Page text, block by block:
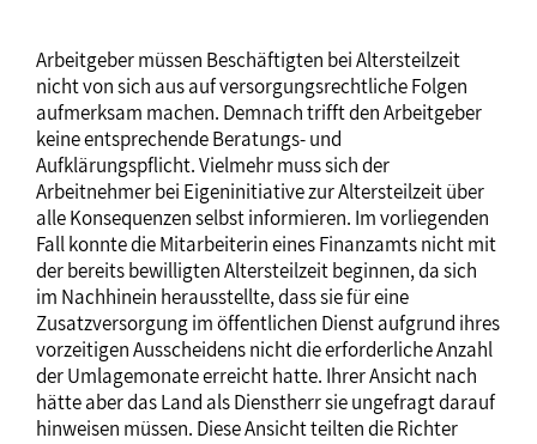
Arbeitgeber müssen Beschäftigten bei Altersteilzeit
nicht von sich aus auf versorgungsrechtliche Folgen
aufmerksam machen. Demnach trifft den Arbeitgeber
keine entsprechende Beratungs- und
Aufklärungspflicht. Vielmehr muss sich der
Arbeitnehmer bei Eigeninitiative zur Altersteilzeit über
alle Konsequenzen selbst informieren. Im vorliegenden
Fall konnte die Mitarbeiterin eines Finanzamts nicht mit
der bereits bewilligten Altersteilzeit beginnen, da sich
im Nachhinein herausstellte, dass sie für eine
Zusatzversorgung im öffentlichen Dienst aufgrund ihres
vorzeitigen Ausscheidens nicht die erforderliche Anzahl
der Umlagemonate erreicht hatte. Ihrer Ansicht nach
hätte aber das Land als Dienstherr sie ungefragt darauf
hinweisen müssen. Diese Ansicht teilten die Richter